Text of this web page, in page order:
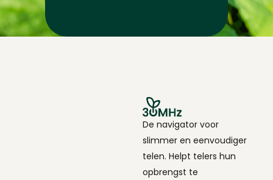
De navigator voor
slimmer en eenvoudiger
telen. Helpt telers hun
opbrengst te